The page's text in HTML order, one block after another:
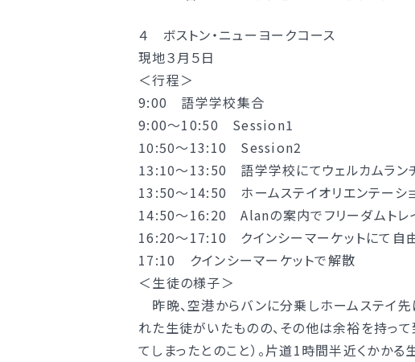
よくある質問
教員募集
明訓同窓会
動画ライブラリー
MEIKUNサポート（ご支援のお願い）
明訓チャンネル
お問い合わせ
明訓の学び（カリキュラムポリシー）
施設紹介
今月の予定
よくある質問
教員募集
明訓同窓会
動画ライブラリー
MEIKUNサポート（ご支援のお願い）
明訓チャンネル
４ ボストン・ニューヨークコース
現地３月５日
＜行程＞
9:00 語学学校集合
9:00〜10:50 Session1
10:50〜13:10 Session2
13:10〜13:50 語学学校にてウェルカムラン
13:50〜14:50 ホームステイオリエンテーシ
14:50〜16:20 Alanの案内でフリーダムトレ
16:20〜17:10 クインシーマーケットにて自
17:10 クインシーマーケットで解散
＜生徒の様子＞
昨晩、空港からバンに分乗しホームステイ
れた生徒がいたものの、その他は余裕を持っ
てしまったとのこと）。片道1時間半近くかか